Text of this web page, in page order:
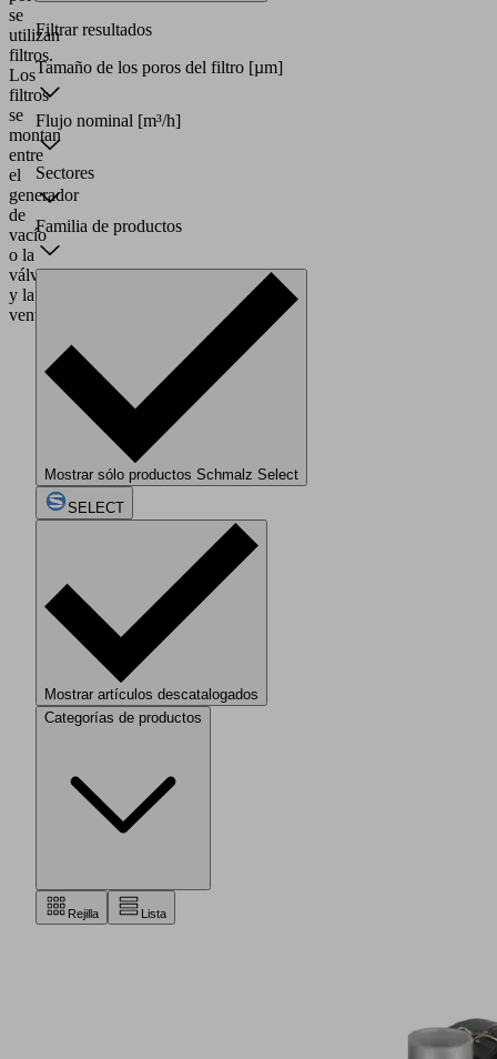
se
utilizan
filtros.
Los
filtros
se
montan
entre
el
generador
de
vacío
o la
válvula
y la
ventosa.
Filtrar resultados
Tamaño de los poros del filtro [µm]
Flujo nominal [m³/h]
Sectores
Familia de productos
Mostrar sólo productos Schmalz Select
SELECT
Mostrar artículos descatalogados
Categorías de productos
Rejilla Lista